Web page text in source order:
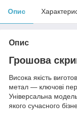
Опис
Опис
Грошова
Висока якість
метал — ключові
Універсальна
якого сучасного